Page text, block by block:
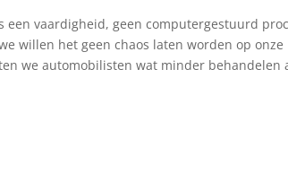
vaardigheid, geen computergestuurd
willen het geen chaos laten worden op onze
we automobilisten wat minder behandelen